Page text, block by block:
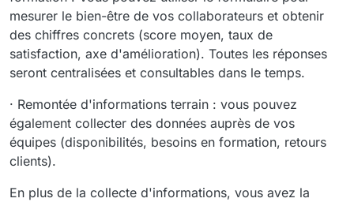
mesurer le bien-être de vos collaborateurs et obtenir
des chiffres concrets (score moyen, taux de
satisfaction, axe d'amélioration). Toutes les réponses
seront centralisées et consultables dans le temps.
· Remontée d'informations terrain : vous pouvez
également collecter des données auprès de vos
équipes (disponibilités, besoins en formation, retours
clients).
En plus de la collecte d'informations, vous avez la